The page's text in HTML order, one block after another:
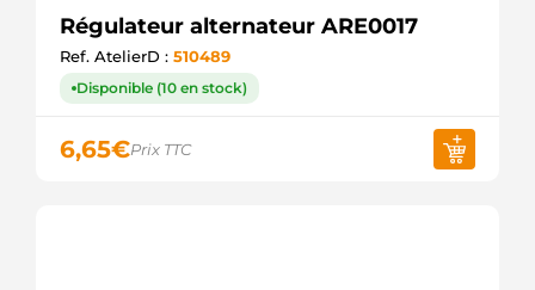
Régulateur alternateur ARE0017
Ref. AtelierD : 510489
Disponible (10 en stock)
6,65€Prix TTC